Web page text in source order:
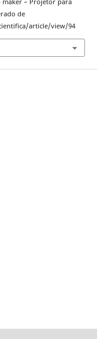
maker – Projetor para
de
article/view/94